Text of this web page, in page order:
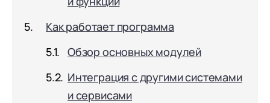
Как работает программа
Обзор основных модулей
Интеграция с другими системами
и сервисами
1С-Битрикс 24
документооборот (КЭДО)
1С:Кабинет сотрудника
Внутренний документооборот (СЭД)
1С:Документооборот 8
Управление финансами (FRP)
Прочие отрасли
Контакты
Релокация
Истории успеха
Отзывы сотрудников